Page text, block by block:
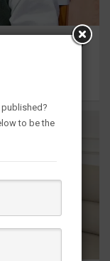
के लिए 1967
to be the